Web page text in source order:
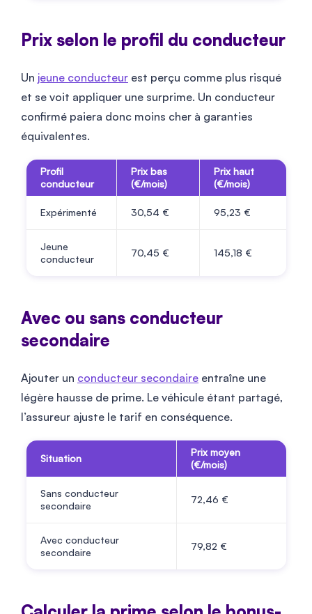
Prix selon le profil du conducteur
Un jeune conducteur est perçu comme plus risqué
et se voit appliquer une surprime. Un conducteur
confirmé paiera donc moins cher à garanties
équivalentes.
Profil
conducteur
Prix bas
(€/mois)
Prix haut
(€/mois)
Expérimenté 30,54 € 95,23 €
Jeune
conducteur
70,45 € 145,18 €
Avec ou sans conducteur
secondaire
Ajouter un conducteur secondaire entraîne une
légère hausse de prime. Le véhicule étant partagé,
l’assureur ajuste le tarif en conséquence.
Situation
Prix moyen
(€/mois)
Sans conducteur
secondaire
72,46 €
Avec conducteur
secondaire
79,82 €